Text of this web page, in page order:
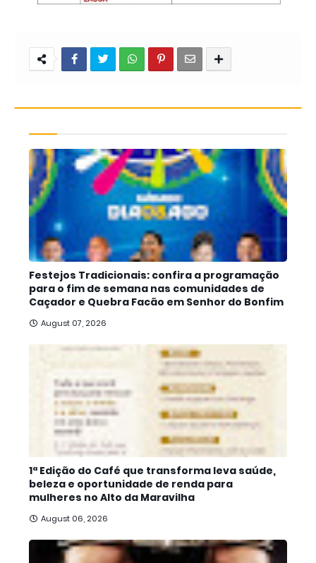
Festejos Tradicionais: confira a programação
para o fim de semana nas comunidades de
Caçador e Quebra Facão em Senhor do Bonfim
August 07, 2026
1ª Edição do Café que transforma leva saúde,
beleza e oportunidade de renda para
mulheres no Alto da Maravilha
August 06, 2026